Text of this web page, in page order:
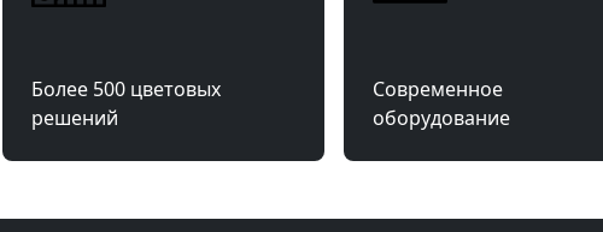
Более 500 цветовых
решений
Современное
оборудование